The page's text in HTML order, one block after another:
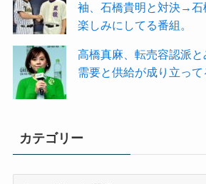
袖、石橋貴明と対決→石
楽しみにしてる番組。
高橋真麻、転売容認派
需要と供給が成り立って
カテゴリー